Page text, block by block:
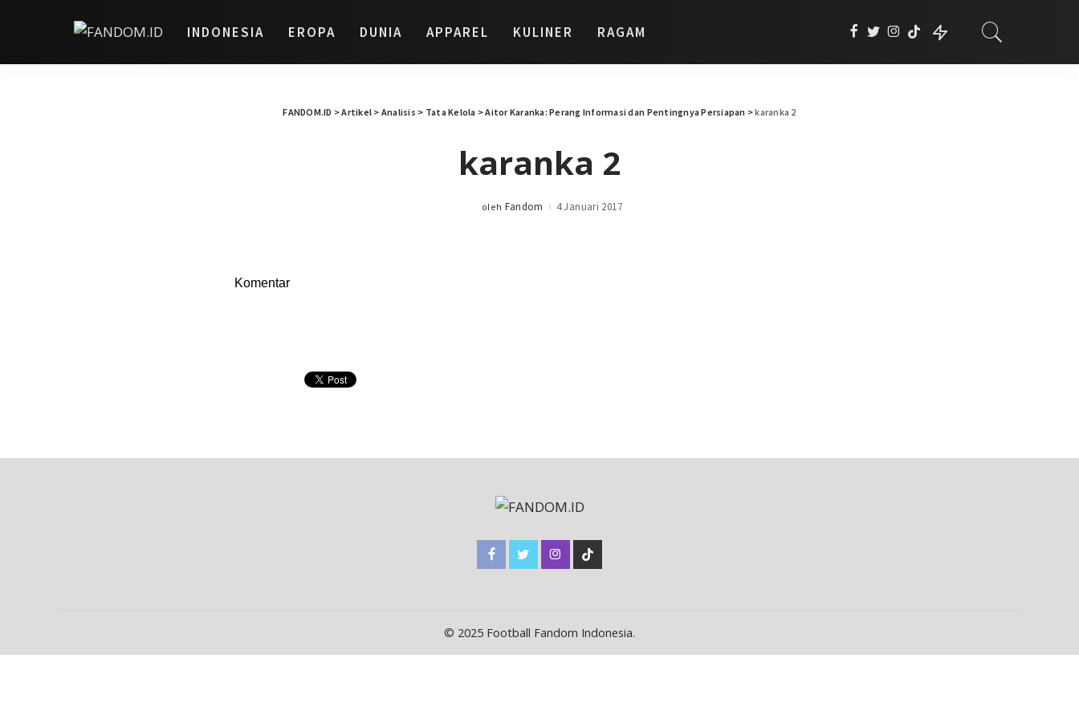
INDONESIA EROPA DUNIA APPAREL KULINER RAGAM
FANDOM.ID >Artikel > Analisis > Tata Kelola >Aitor Karanka: Perang Informasi dan Pentingnya Persiapan >karanka 2
karanka 2
Posted
oleh Fandom 4 Januari 2017
Komentar
© 2025 Football Fandom Indonesia.